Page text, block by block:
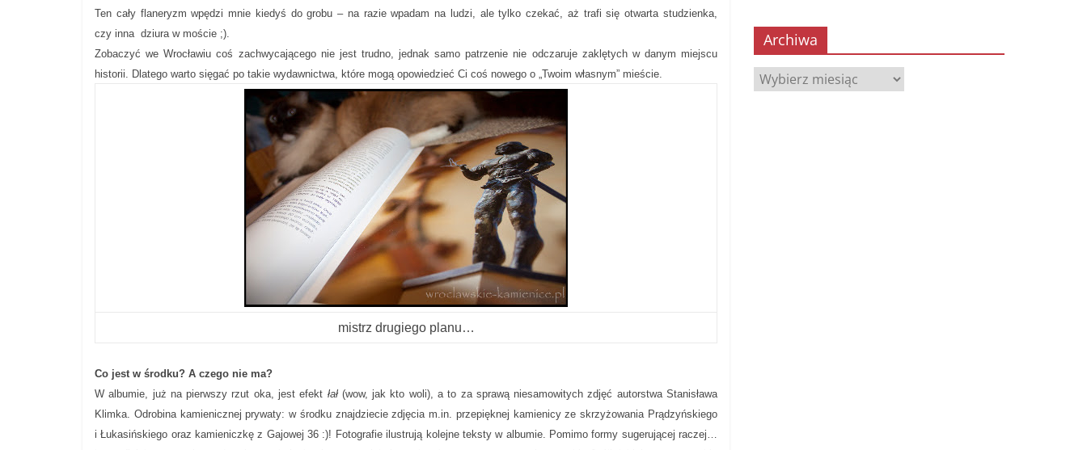
Ten cały flaneryzm wpędzi mnie kiedyś do grobu – na razie wpadam na ludzi, ale tylko czekać, aż trafi się otwarta studzienka,
czy inna dziura w moście ;).
Zobaczyć we Wrocławiu coś zachwycającego nie jest trudno, jednak samo patrzenie nie odczaruje zaklętych w danym miejscu
historii. Dlatego warto sięgać po takie wydawnictwa, które mogą opowiedzieć Ci coś nowego o „Twoim własnym” mieście.
mistrz drugiego planu…
Co jest w środku? A czego nie ma?
W albumie, już na pierwszy rzut oka, jest efekt łał (wow, jak kto woli), a to za sprawą niesamowitych zdjęć autorstwa Stanisława
Klimka. Odrobina kamienicznej prywaty: w środku znajdziecie zdjęcia m.in. przepięknej kamienicy ze skrzyżowania Prądzyńskiego
i Łukasińskiego oraz kamieniczkę z Gajowej 36 :)! Fotografie ilustrują kolejne teksty w albumie. Pomimo formy sugerującej raczej…
Archiwa
Archiwa